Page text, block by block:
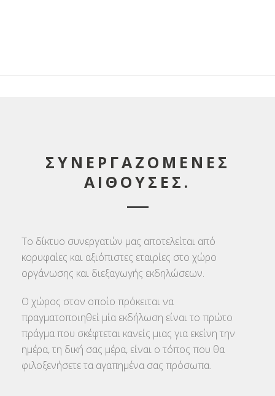
ΣΥΝΕΡΓΑΖΟΜΕΝΕΣ
ΑΙΘΟΥΣΕΣ.
Το δίκτυο συνεργατών μας αποτελείται από
κορυφαίες και αξιόπιστες εταιρίες στο χώρο
οργάνωσης και διεξαγωγής εκδηλώσεων.
Ο χώρος στον οποίο πρόκειται να
πραγματοποιηθεί μία εκδήλωση είναι το πρώτο
πράγμα που σκέφτεται κανείς μιας για εκείνη την
ημέρα, τη δική σας μέρα, είναι ο τόπος που θα
φιλοξενήσετε τα αγαπημένα σας πρόσωπα.